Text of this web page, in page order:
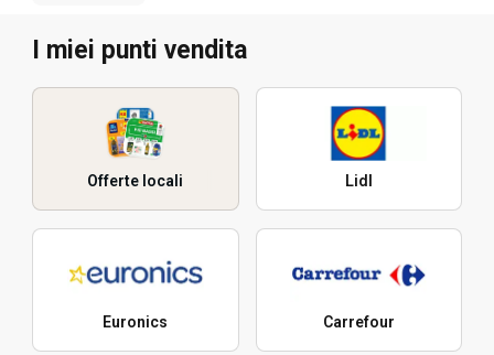
I miei punti vendita
Offerte locali Lidl
Euronics Carrefour